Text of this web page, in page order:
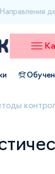
Направления